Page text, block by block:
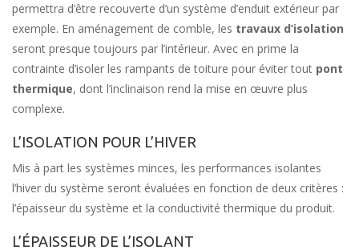
permettra d’être recouverte d’un système d’enduit extérieur par
exemple. En aménagement de comble, les travaux d’isolation
seront presque toujours par l’intérieur. Avec en prime la
contrainte d’isoler les rampants de toiture pour éviter tout pont
thermique, dont l’inclinaison rend la mise en œuvre plus
complexe.
L’ISOLATION POUR L’HIVER
Mis à part les systèmes minces, les performances isolantes
l’hiver du système seront évaluées en fonction de deux critères :
l’épaisseur du système et la conductivité thermique du produit.
L’ÉPAISSEUR DE L’ISOLANT